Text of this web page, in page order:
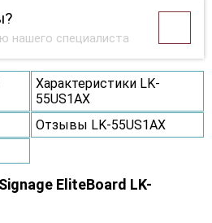
нашего специалиста
Характеристики LK-
55US1AX
Отзывы LK-55US1AX
EliteBoard LK-